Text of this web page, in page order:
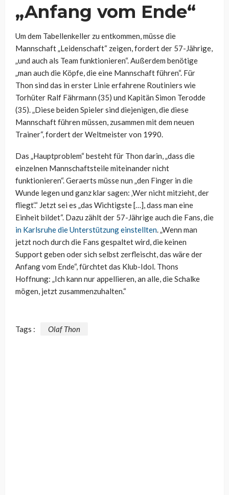
„Anfang vom Ende“
Um dem Tabellenkeller zu entkommen, müsse die
Mannschaft „Leidenschaft“ zeigen, fordert der 57-Jährige,
„und auch als Team funktionieren“. Außerdem benötige
„man auch die Köpfe, die eine Mannschaft führen“. Für
Thon sind das in erster Linie erfahrene Routiniers wie
Torhüter Ralf Fährmann (35) und Kapitän Simon Terodde
(35). „Diese beiden Spieler sind diejenigen, die diese
Mannschaft führen müssen, zusammen mit dem neuen
Trainer“, fordert der Weltmeister von 1990.
Das „Hauptproblem“ besteht für Thon darin, „dass die
einzelnen Mannschaftsteile miteinander nicht
funktionieren“. Geraerts müsse nun „den Finger in die
Wunde legen und ganz klar sagen: ‚Wer nicht mitzieht, der
fliegt‘.“ Jetzt sei es „das Wichtigste […], dass man eine
Einheit bildet“. Dazu zählt der 57-Jährige auch die Fans, die
in Karlsruhe die Unterstützung einstellten. „Wenn man
jetzt noch durch die Fans gespaltet wird, die keinen
Support geben oder sich selbst zerfleischt, das wäre der
Anfang vom Ende“, fürchtet das Klub-Idol. Thons
Hoffnung: „Ich kann nur appellieren, an alle, die Schalke
mögen, jetzt zusammenzuhalten.“
Tags : Olaf Thon